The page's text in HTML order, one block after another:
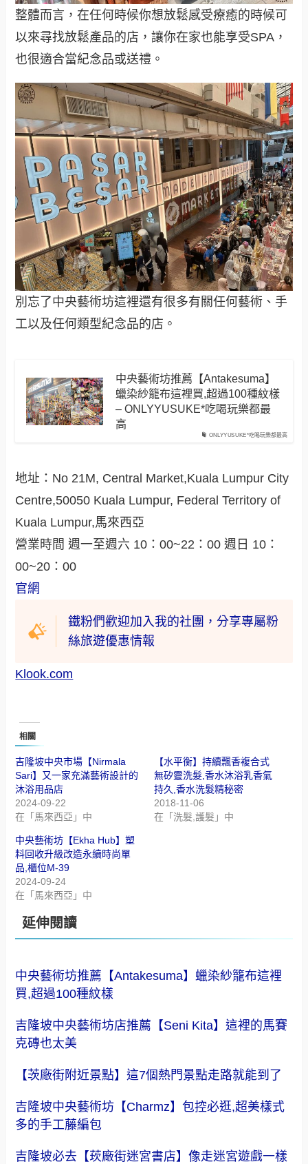
整體而言，在任何時候你想放鬆感受療癒的時候可
以來尋找放鬆產品的店，讓你在家也能享受SPA，
也很適合當紀念品或送禮。
別忘了中央藝術坊這裡還有很多有關任何藝術、手
工以及任何類型紀念品的店。
ONLYYUSUKE*吃喝玩樂都最高
中央藝術坊推薦【Antakesuma】
蠟染紗籠布這裡買,超過100種紋樣
– ONLYYUSUKE*吃喝玩樂都最
高
地址：No 21M, Central Market,Kuala Lumpur City
Centre,50050 Kuala Lumpur, Federal Territory of
Kuala Lumpur,馬來西亞
營業時間 週一至週六 10：00~22：00 週日 10：
00~20：00
官網
鐵粉們歡迎加入我的社團，分享專屬粉
絲旅遊優惠情報
Klook.com
相關
吉隆坡中央市場【Nirmala
Sari】又一家充滿藝術設計的
沐浴用品店
2024-09-22
在「馬來西亞」中
【水平衡】持續飄香複合式
無矽靈洗髮,香水沐浴乳香氣
持久,香水洗髮精秘密
2018-11-06
在「洗髮,護髮」中
中央藝術坊【Ekha Hub】塑
料回收升級改造永續時尚單
品,櫃位M-39
2024-09-24
在「馬來西亞」中
延伸閱讀
中央藝術坊推薦【Antakesuma】蠟染紗籠布這裡
買,超過100種紋樣
吉隆坡中央藝術坊店推薦【Seni Kita】這裡的馬賽
克磚也太美
【茨廠街附近景點】這7個熱門景點走路就能到了
吉隆坡中央藝術坊【Charmz】包控必逛,超美樣式
多的手工藤編包
吉隆坡必去【莰廠街迷宮書店】像走迷宮遊戲一樣